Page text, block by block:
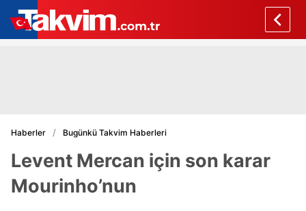
Haberler Bugünkü Takvim Haberleri
Levent Mercan için son karar
Mourinho’nun